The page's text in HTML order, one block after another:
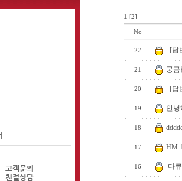
1 [2]
No
22 [답
21 궁
20 [답
19 안
18
17 HM-
16 다